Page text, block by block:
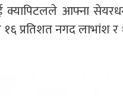
आफ्ना
नगद लाभांश र